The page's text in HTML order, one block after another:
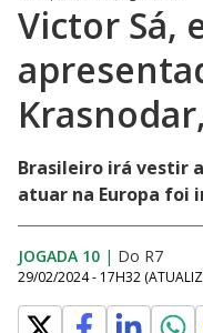
Victor Sá,
Brasileiro irá vestir
atuar na Europa foi
JOGADA 10 | Do R7
29/02/2024 - 17H32